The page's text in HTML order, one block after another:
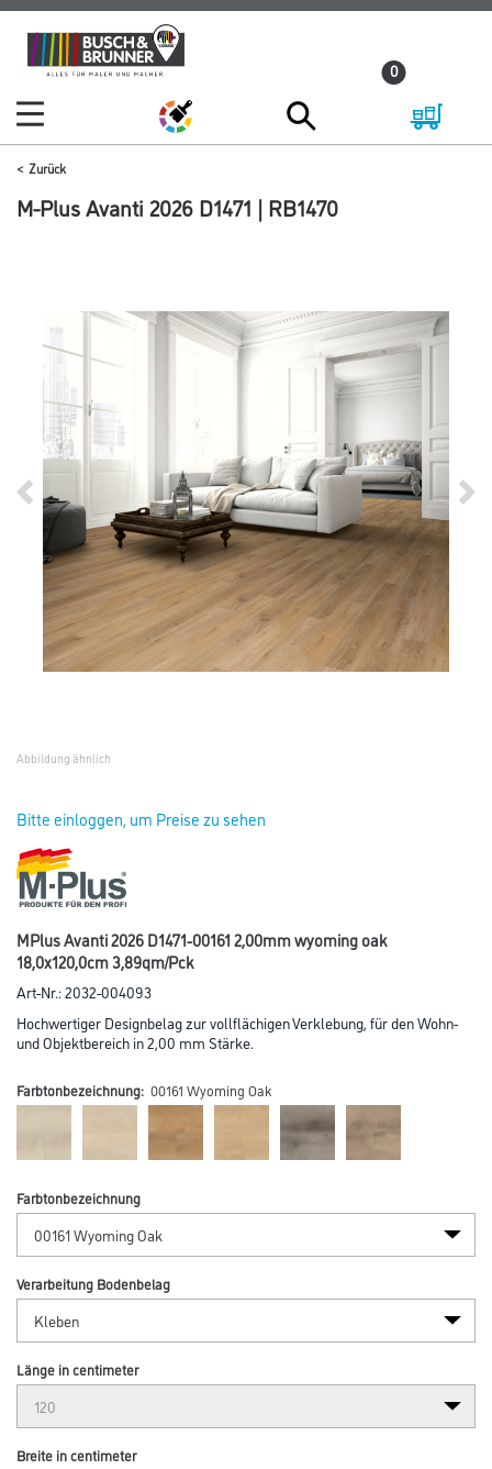
Zum
Inhalt
Zum
Navigationsmenü
0
Zurück
M-Plus Avanti 2026 D1471 | RB1470
Abbildung ähnlich
Bitte einloggen, um Preise zu sehen
MPlus Avanti 2026 D1471-00161 2,00mm wyoming oak
18,0x120,0cm 3,89qm/Pck
Art-Nr.:2032-004093
Hochwertiger Designbelag zur vollflächigen Verklebung, für den Wohn-
und Objektbereich in 2,00 mm Stärke.
Farbtonbezeichnung: 00161 Wyoming Oak
Farbtonbezeichnung
Verarbeitung Bodenbelag
Länge in centimeter
Breite in centimeter